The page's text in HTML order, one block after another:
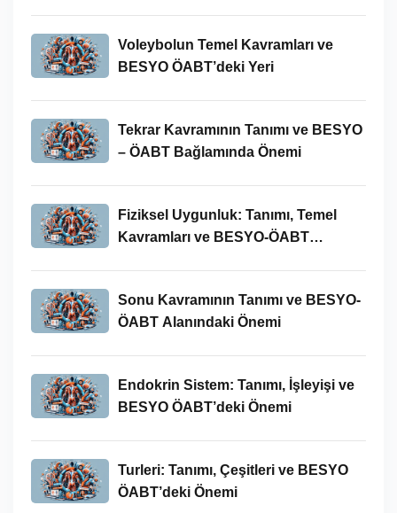
Voleybolun Temel Kavramları ve
BESYO ÖABT’deki Yeri
Tekrar Kavramının Tanımı ve BESYO
– ÖABT Bağlamında Önemi
Fiziksel Uygunluk: Tanımı, Temel
Kavramları ve BESYO-ÖABT
Sonu Kavramının Tanımı ve BESYO-
ÖABT Alanındaki Önemi
Endokrin Sistem: Tanımı, İşleyişi ve
BESYO ÖABT’deki Önemi
Turleri: Tanımı, Çeşitleri ve BESYO
ÖABT’deki Önemi